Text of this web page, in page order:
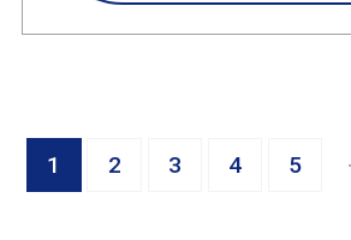
1 2 3 4 5